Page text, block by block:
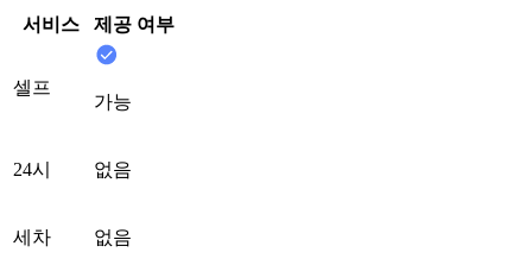
서비스 제공 여부
셀프
가능
24시 없음
세차 없음